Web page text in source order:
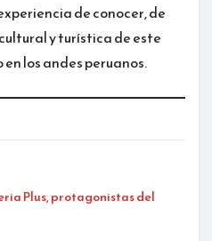
de conocer, de
y turística de este
los andes peruanos.
Plus, protagonistas del